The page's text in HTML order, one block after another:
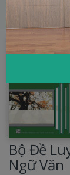
Thpt Quốc
Bộ Đề
Ngữ Văn